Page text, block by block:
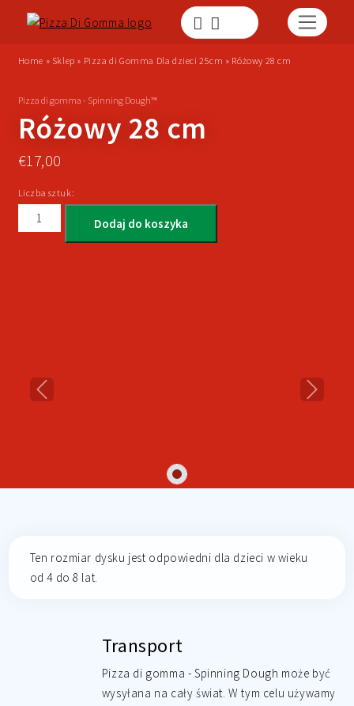
Home » Sklep » Pizza di Gomma Dla dzieci 25cm » Różowy 28 cm
Pizza di gomma - Spinning Dough™
Różowy 28 cm
€17,00
Liczba sztuk:
Dodaj do koszyka
Previous Next
Ten rozmiar dysku jest odpowiedni dla dzieci w wieku
od 4 do 8 lat.
Transport
Pizza di gomma - Spinning Dough może być
wysyłana na cały świat. W tym celu używamy